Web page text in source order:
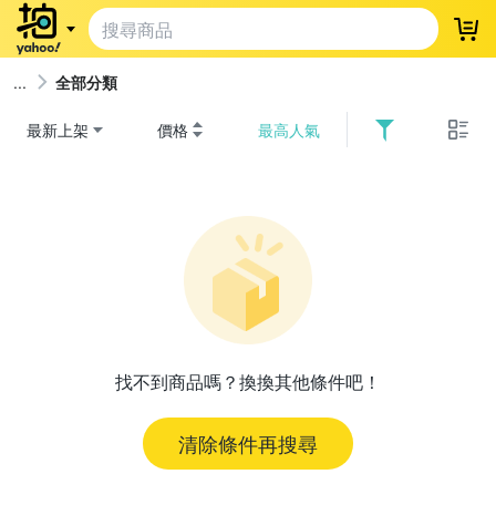
登
全部分類
最新上架 價格 最高人氣
找不到商品嗎？換換其他條件吧！
清除條件再搜尋